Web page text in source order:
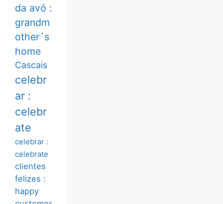
da avó :
grandm
other´s
home
Cascais
celebr
ar :
celebr
ate
celebrar :
celebrate
clientes
felizes :
happy